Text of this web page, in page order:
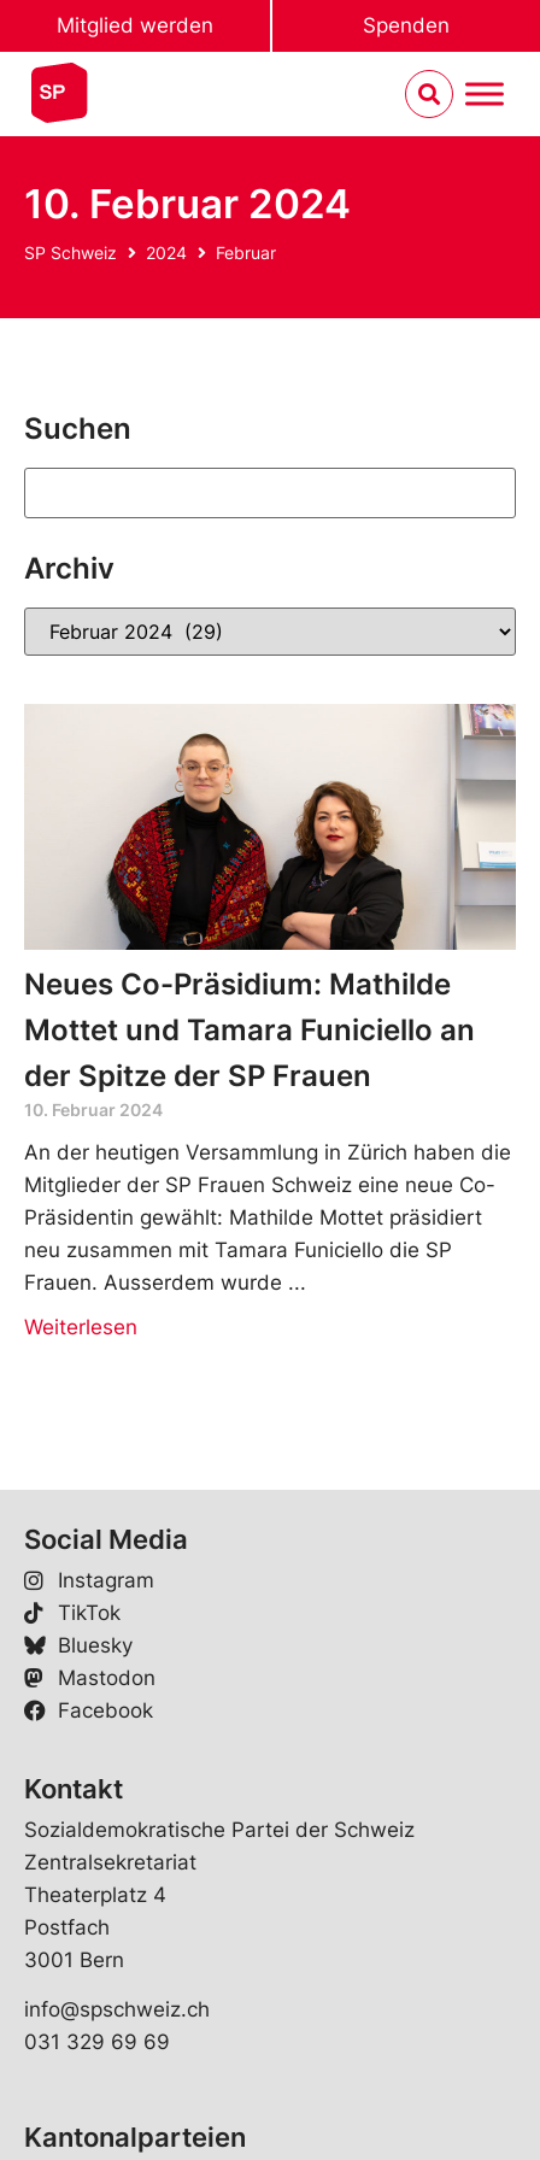
Mitglied werden Spenden
10. Februar 2024
SP Schweiz 2024 Februar
Suchen
Archiv
Neues Co-Präsidium: Mathilde
Mottet und Tamara Funiciello an
der Spitze der SP Frauen
10. Februar 2024
An der heutigen Versammlung in Zürich haben die
Mitglieder der SP Frauen Schweiz eine neue Co-
Präsidentin gewählt: Mathilde Mottet präsidiert
neu zusammen mit Tamara Funiciello die SP
Frauen. Ausserdem wurde
Weiterlesen
Social Media
Instagram
TikTok
Bluesky
Mastodon
Facebook
Kontakt
Sozialdemokratische Partei der Schweiz
Zentralsekretariat
Theaterplatz 4
Postfach
3001 Bern
info@spschweiz.ch
031 329 69 69
Kantonalparteien